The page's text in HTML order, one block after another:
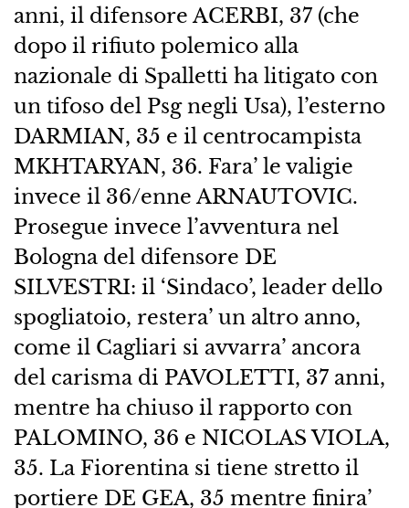
anni, il difensore ACERBI, 37 (che
dopo il rifiuto polemico alla
nazionale di Spalletti ha litigato con
un tifoso del Psg negli Usa), l’esterno
DARMIAN, 35 e il centrocampista
MKHTARYAN, 36. Fara’ le valigie
invece il 36/enne ARNAUTOVIC.
Prosegue invece l’avventura nel
Bologna del difensore DE
SILVESTRI: il ‘Sindaco’, leader dello
spogliatoio, restera’ un altro anno,
come il Cagliari si avvarra’ ancora
del carisma di PAVOLETTI, 37 anni,
mentre ha chiuso il rapporto con
PALOMINO, 36 e NICOLAS VIOLA,
35. La Fiorentina si tiene stretto il
portiere DE GEA, 35 mentre finira’